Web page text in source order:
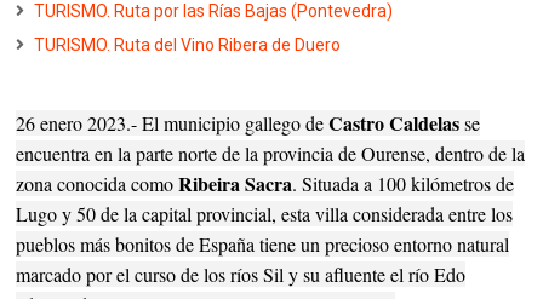
TURISMO. Ruta por las Rías Bajas (Pontevedra)
TURISMO. Ruta del Vino Ribera de Duero
26 enero 2023.- El municipio gallego deCastro Caldelasse
encuentra en la parte norte de la provincia de Ourense, dentro de la
zona conocida comoRibeira Sacra. Situada a 100 kilómetros de
Lugo y 50 de la capital provincial, esta villa considerada entre los
pueblos más bonitos de España tiene un precioso entorno natural
marcado por el curso de los ríos Sil y su afluente el río Edo